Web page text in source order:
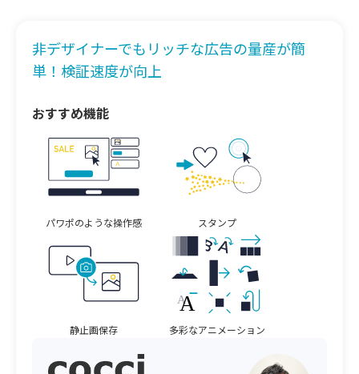
非デザイナーでもリッチな広告の量産が簡
単！ 検証速度が向上
おすすめ機能
パワポのような操作感 スタンプ
静止画保存 多彩なアニメーション